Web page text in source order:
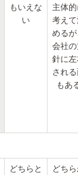
もいえな
い
主体
考え
めるが
会社
針に
され
もあ
どちらと
どち